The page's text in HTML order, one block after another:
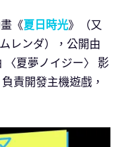
《夏日時光》（又
レンダ），公開由
〈夏夢ノイジー〉 影
責開發主機遊戲，